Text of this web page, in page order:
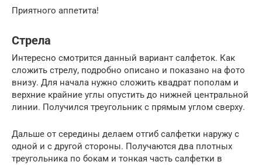
Приятного аппетита!
Стрела
Интересно смотрится данный вариант салфеток. Как
сложить стрелу, подробно описано и показано на фото
внизу. Для начала нужно сложить квадрат пополам и
верхние крайние углы опустить до нижней центральной
линии. Получился треугольник с прямым углом сверху.
Дальше от середины делаем отгиб салфетки наружу с
одной и с другой стороны. Получаются два плотных
треугольника по бокам и тонкая часть салфетки в